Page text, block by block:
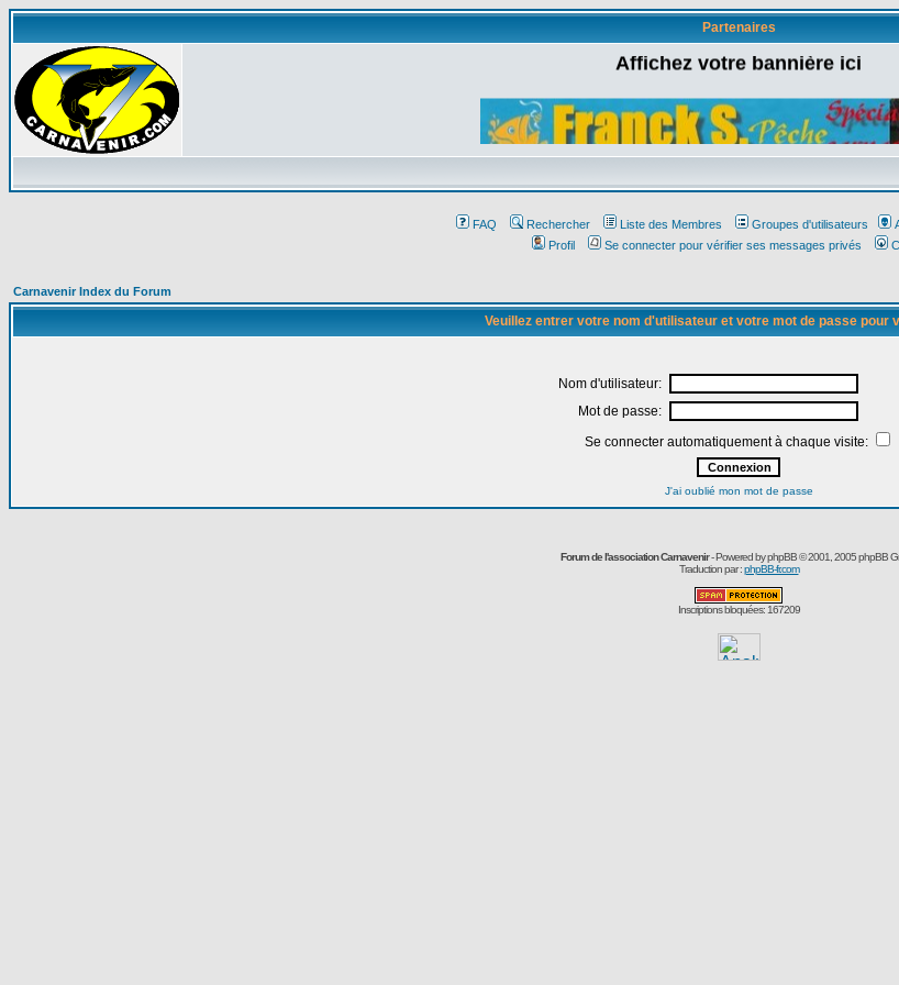
Partenaires
Affichez votre bannière ici
FAQ Rechercher Liste des Membres Groupes d'utilisateurs
Profil
Se connecter pour vérifier ses messages privés
Carnavenir Index du Forum
Veuillez entrer votre nom d'utilisateur et votre mot de passe pour
Nom d'utilisateur:
Mot de passe:
Se connecter automatiquement à chaque visite:
J'ai oublié mon mot de passe
Forum de l'association Carnavenir- Powered byphpBB© 2001, 2005 phpBB
Traduction par :phpBB-fr.com
Inscriptions bloquées: 167209